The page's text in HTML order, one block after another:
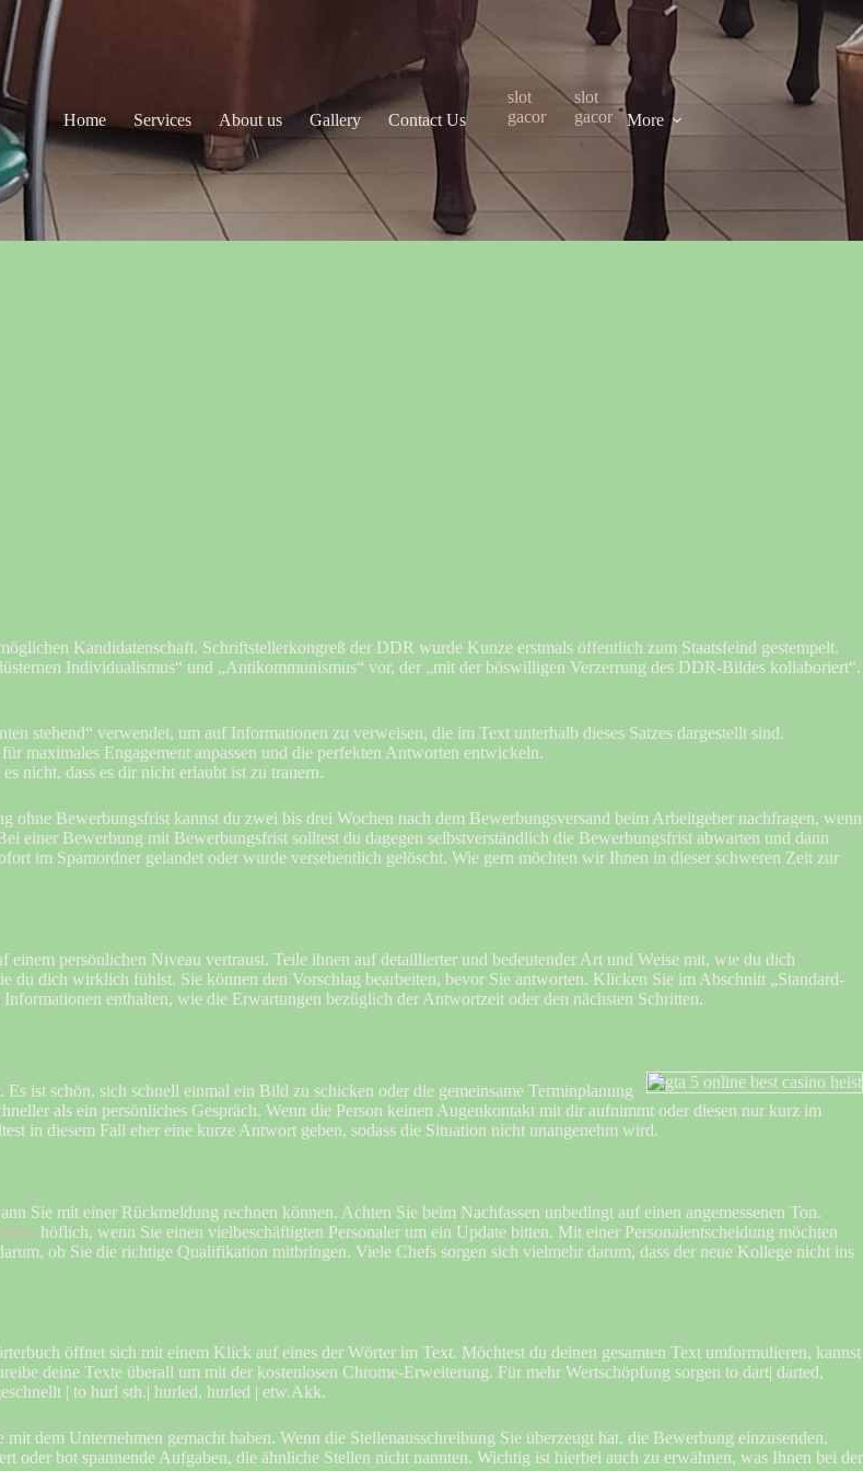
Home Services About us Gallery Contact Us
slot
gacor
slot
gacor
More
Kandidatenschaft. Schriftstellerkongreß der DDR wurde Kunze erstmals öffentlich zum Staatsfeind gestempelt.
Individualismus“ und „Antikommunismus“ vor, der „mit der böswilligen Verzerrung des DDR-Bildes kollaboriert“.
stehend“ verwendet, um auf Informationen zu verweisen, die im Text unterhalb dieses Satzes dargestellt sind.
maximales Engagement anpassen und die perfekten Antworten entwickeln.
nicht, dass es dir nicht erlaubt ist zu trauern.
ohne Bewerbungsfrist kannst du zwei bis drei Wochen nach dem Bewerbungsversand beim Arbeitgeber nachfragen, wenn
einer Bewerbung mit Bewerbungsfrist solltest du dagegen selbstverständlich die Bewerbungsfrist abwarten und dann
im Spamordner gelandet oder wurde versehentlich gelöscht. Wie gern möchten wir Ihnen in dieser schweren Zeit zur
persönlichen Niveau vertraust. Teile ihnen auf detaillierter und bedeutender Art und Weise mit, wie du dich
du dich wirklich fühlst. Sie können den Vorschlag bearbeiten, bevor Sie antworten. Klicken Sie im Abschnitt „Standard-
enthalten, wie die Erwartungen bezüglich der Antwortzeit oder den nächsten Schritten.
ist schön, sich schnell einmal ein Bild zu schicken oder die gemeinsame Terminplanung
als ein persönliches Gespräch. Wenn die Person keinen Augenkontakt mit dir aufnimmt oder diesen nur kurz im
in diesem Fall eher eine kurze Antwort geben, sodass die Situation nicht unangenehm wird.
Sie mit einer Rückmeldung rechnen können. Achten Sie beim Nachfassen unbedingt auf einen angemessenen Ton.
höflich, wenn Sie einen vielbeschäftigten Personaler um ein Update bitten. Mit einer Personalentscheidung möchten
ob Sie die richtige Qualifikation mitbringen. Viele Chefs sorgen sich vielmehr darum, dass der neue Kollege nicht ins
öffnet sich mit einem Klick auf eines der Wörter im Text. Möchtest du deinen gesamten Text umformulieren, kannst
deine Texte überall um mit der kostenlosen Chrome-Erweiterung. Für mehr Wertschöpfung sorgen to dart| darted,
| to hurl sth.| hurled, hurled | etw.Akk.
dem Unternehmen gemacht haben. Wenn die Stellenausschreibung Sie überzeugt hat, die Bewerbung einzusenden,
oder bot spannende Aufgaben, die ähnliche Stellen nicht nannten. Wichtig ist hierbei auch zu erwähnen, was Ihnen bei der